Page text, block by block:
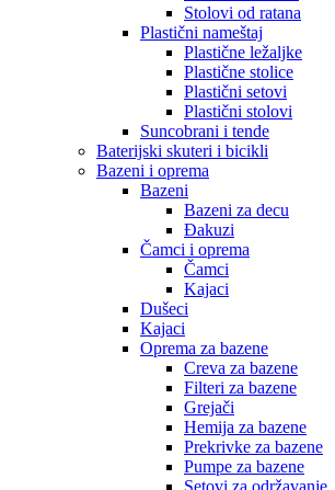
Stolovi od ratana
Plastični nameštaj
Plastične ležaljke
Plastične stolice
Plastični setovi
Plastični stolovi
Suncobrani i tende
Baterijski skuteri i bicikli
Bazeni i oprema
Bazeni
Bazeni za decu
Đakuzi
Čamci i oprema
Čamci
Kajaci
Dušeci
Kajaci
Oprema za bazene
Creva za bazene
Filteri za bazene
Grejači
Hemija za bazene
Prekrivke za bazene
Pumpe za bazene
Setovi za održavanje